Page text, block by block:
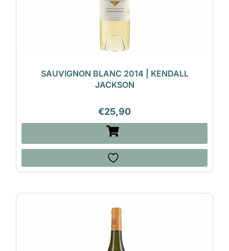
SAUVIGNON BLANC 2014 | KENDALL
JACKSON
€25,90